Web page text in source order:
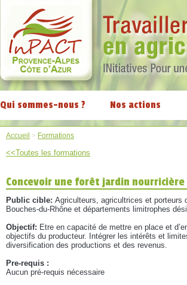
Qui sommes-nous ? Nos actions
Accueil > Formations
<<Toutes les formations
Concevoir une forêt jardin
Public cible: Agriculteurs, agricultrices et porteurs
Bouches-du-Rhône et départements limitrophes
Objectif: Etre en capacité de mettre en place et
objectifs du producteur. Intégrer les intérêts et
diversification des productions et des revenus.
Pre-requis :
Aucun pré-requis nécessaire